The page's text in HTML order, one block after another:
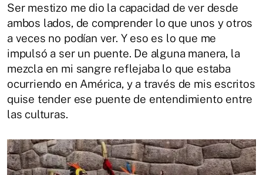
Ser mestizo me dio la capacidad de ver desde
ambos lados, de comprender lo que unos y otros
a veces no podían ver. Y eso es lo que me
impulsó a ser un puente. De alguna manera, la
mezcla en mi sangre reflejaba lo que estaba
ocurriendo en América, y a través de mis escritos
quise tender ese puente de entendimiento entre
las culturas.